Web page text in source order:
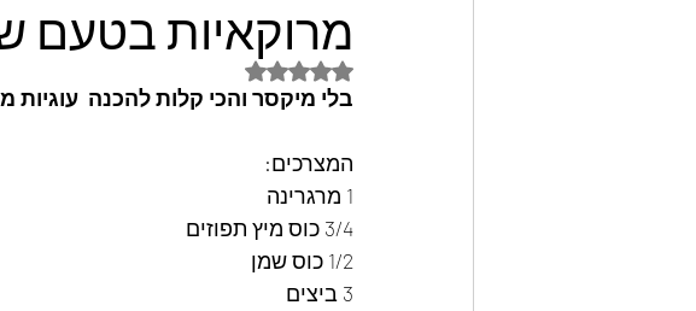
מרוקאיות בטעם
דירוג של NaN מתוך 5 כוכבים
בלי מיקסר והכי קלות להכנה
המצרכים:
1 מרגרינה
3/4 כוס מיץ תפוזים
1/2 כוס שמן
3 ביצים